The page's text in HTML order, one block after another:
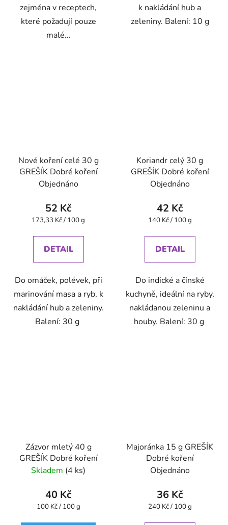
zejména v receptech,
které požadují pouze
malé...
k nakládání hub a
zeleniny. Balení: 10 g
Nové koření celé 30 g
GREŠÍK Dobré koření
Objednáno
52 Kč
Měrná
173,33 Kč / 100 g
DETAIL
Do omáček, polévek, při
marinování masa a ryb, k
nakládání hub a zeleniny.
Balení: 30 g
Koriandr celý 30 g
GREŠÍK Dobré koření
Objednáno
42 Kč
Měrná
140 Kč / 100 g
DETAIL
Do indické a čínské
kuchyně, ideální na ryby,
nakládanou zeleninu a
houby. Balení: 30 g
Zázvor mletý 40 g
GREŠÍK Dobré koření
Skladem (4 ks)
40 Kč
Měrná
100 Kč / 100 g
Majoránka 15 g GREŠÍK
Dobré koření
Objednáno
36 Kč
Měrná
240 Kč / 100 g